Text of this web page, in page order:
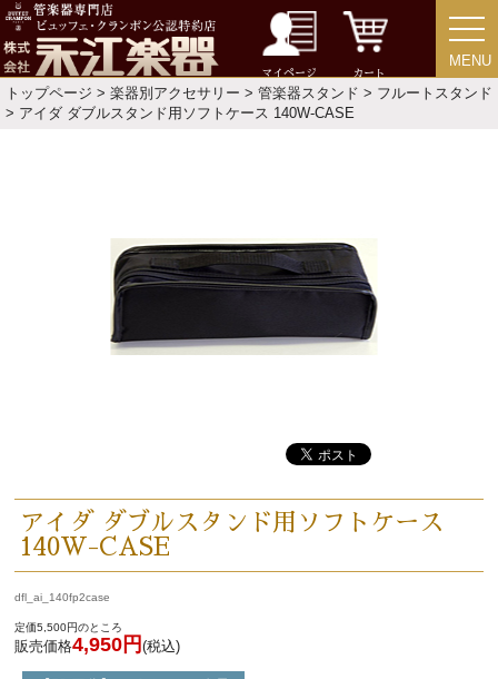
マイページ カート
MENU
MENU
トップページ > 楽器別アクセサリー > 管楽器スタンド > フルートスタンド
> アイダ ダブルスタンド用ソフトケース 140W-CASE
アイダ ダブルスタンド用ソフトケース
140W-CASE
dfl_ai_140fp2case
定価5,500円のところ
販売価格4,950円 (税込)
CD
中古・アウトレット
中古楽器
今月のお買い得品
価格・ランキングで探す